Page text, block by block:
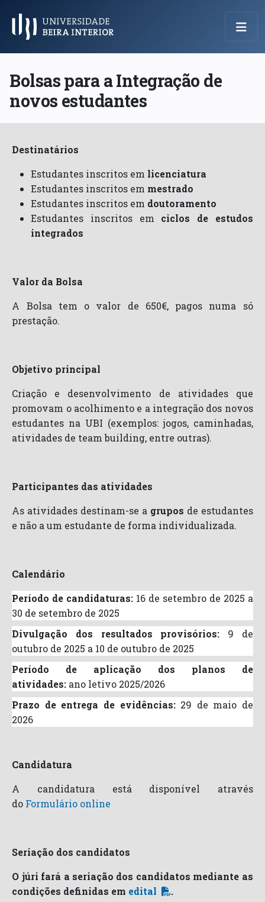
Menu Principal
Bolsas para a Integração de
novos estudantes
Destinatários
Estudantes inscritos em licenciatura
Estudantes inscritos em mestrado
Estudantes inscritos em doutoramento
Estudantes inscritos em ciclos de estudos
integrados
Valor da Bolsa
A Bolsa tem o valor de 650€, pagos numa só
prestação.
Objetivo principal
Criação e desenvolvimento de atividades que
promovam o acolhimento e a integração dos novos
estudantes na UBI (exemplos: jogos, caminhadas,
atividades de team building, entre outras).
Participantes das atividades
As atividades destinam-se a grupos de estudantes
e não a um estudante de forma individualizada.
Calendário
Período de candidaturas: 16 de setembro de 2025 a
30 de setembro de 2025
Divulgação dos resultados provisórios: 9 de
outubro de 2025 a 10 de outubro de 2025
Período de aplicação dos planos de
atividades: ano letivo 2025/2026
Prazo de entrega de evidências:29 de maio de
2026
Candidatura
A candidatura está disponível através
do Formulário online
Seriação dos candidatos
O júri fará a seriação dos candidatos mediante as
condições definidas em edital
.